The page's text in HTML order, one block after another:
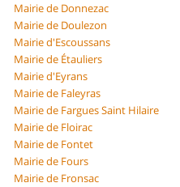
Mairie de Donnezac
Mairie de Doulezon
Mairie d'Escoussans
Mairie de Étauliers
Mairie d'Eyrans
Mairie de Faleyras
Mairie de Fargues Saint Hilaire
Mairie de Floirac
Mairie de Fontet
Mairie de Fours
Mairie de Fronsac